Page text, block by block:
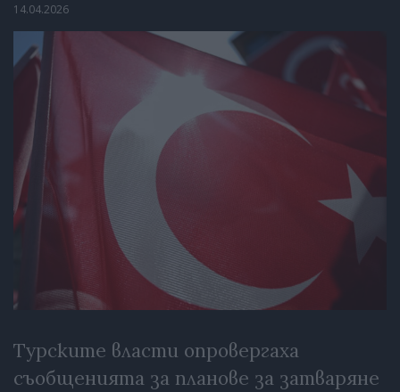
14.04.2026
Турските власти опровергаха
съобщенията за планове за затваряне